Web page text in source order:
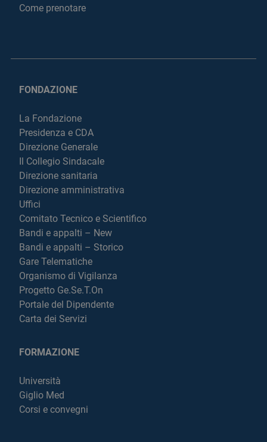
Come prenotare
FONDAZIONE
La Fondazione
Presidenza e CDA
Direzione Generale
Il Collegio Sindacale
Direzione sanitaria
Direzione amministrativa
Uffici
Comitato Tecnico e Scientifico
Bandi e appalti – New
Bandi e appalti – Storico
Gare Telematiche
Organismo di Vigilanza
Progetto Ge.Se.T.On
Portale del Dipendente
Carta dei Servizi
FORMAZIONE
Università
Giglio Med
Corsi e convegni